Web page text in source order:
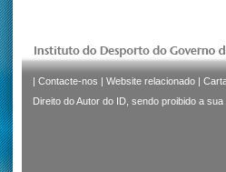
| Contacte-nos | Website relacionado |
Direito do Autor do ID, sendo proibido a sua